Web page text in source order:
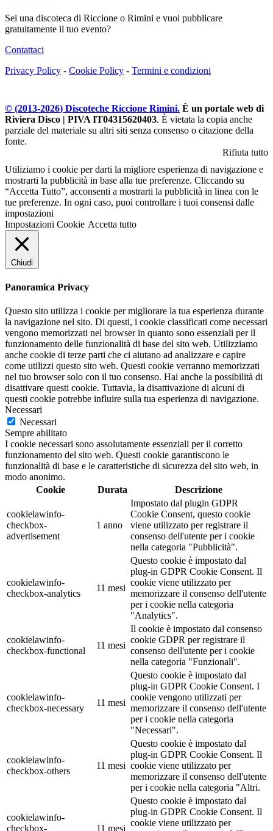
Sei una discoteca di Riccione o Rimini e vuoi pubblicare
gratuitamente il tuo evento?
Contattaci
Privacy Policy - Cookie Policy - Termini e condizioni
© (2013-2026) Discoteche Riccione Rimini. È un portale web di
Riviera Disco | PIVA IT04315620403. È vietata la copia anche
parziale del materiale su altri siti senza consenso o citazione della
fonte.
Rifiuta tutto
Utiliziamo i cookie per darti la migliore esperienza di navigazione e
mostrarti la pubblicità in base alla tue preferenze. Cliccando su
“Accetta Tutto”, acconsenti a mostrarti la pubblicità in linea con le
tue preferenze. In ogni caso, puoi controllare i tuoi consensi dalle
impostazioni
Impostazioni Cookie Accetta tutto
Chiudi
Panoramica Privacy
Questo sito utilizza i cookie per migliorare la tua esperienza durante
la navigazione nel sito. Di questi, i cookie classificati come necessari
vengono memorizzati nel browser in quanto sono essenziali per il
funzionamento delle funzionalità di base del sito web. Utilizziamo
anche cookie di terze parti che ci aiutano ad analizzare e capire
come utilizzi questo sito web. Questi cookie verranno memorizzati
nel tuo browser solo con il tuo consenso. Hai anche la possibilità di
disattivare questi cookie. Tuttavia, la disattivazione di alcuni di
questi cookie potrebbe influire sulla tua esperienza di navigazione.
Necessari
Necessari
Sempre abilitato
I cookie necessari sono assolutamente essenziali per il corretto
funzionamento del sito web. Questi cookie garantiscono le
funzionalità di base e le caratteristiche di sicurezza del sito web, in
modo anonimo.
Cookie
Durata Descrizione
cookielawinfo-
checkbox-
advertisement
1 anno
Impostato dal plugin GDPR
Cookie Consent, questo cookie
viene utilizzato per registrare il
consenso dell'utente per i cookie
nella categoria "Pubblicità".
cookielawinfo-
checkbox-analytics
11 mesi
Questo cookie è impostato dal
plug-in GDPR Cookie Consent. Il
cookie viene utilizzato per
memorizzare il consenso dell'utente
per i cookie nella categoria
"Analytics".
cookielawinfo-
checkbox-functional
11 mesi
Il cookie è impostato dal consenso
cookie GDPR per registrare il
consenso dell'utente per i cookie
nella categoria "Funzionali".
cookielawinfo-
checkbox-necessary
11 mesi
Questo cookie è impostato dal
plug-in GDPR Cookie Consent. I
cookie vengono utilizzati per
memorizzare il consenso dell'utente
per i cookie nella categoria
"Necessari".
cookielawinfo-
checkbox-others
11 mesi
Questo cookie è impostato dal
plug-in GDPR Cookie Consent. Il
cookie viene utilizzato per
memorizzare il consenso dell'utente
per i cookie nella categoria "Altri.
cookielawinfo-
checkbox-
11 mesi
Questo cookie è impostato dal
plug-in GDPR Cookie Consent. Il
cookie viene utilizzato per